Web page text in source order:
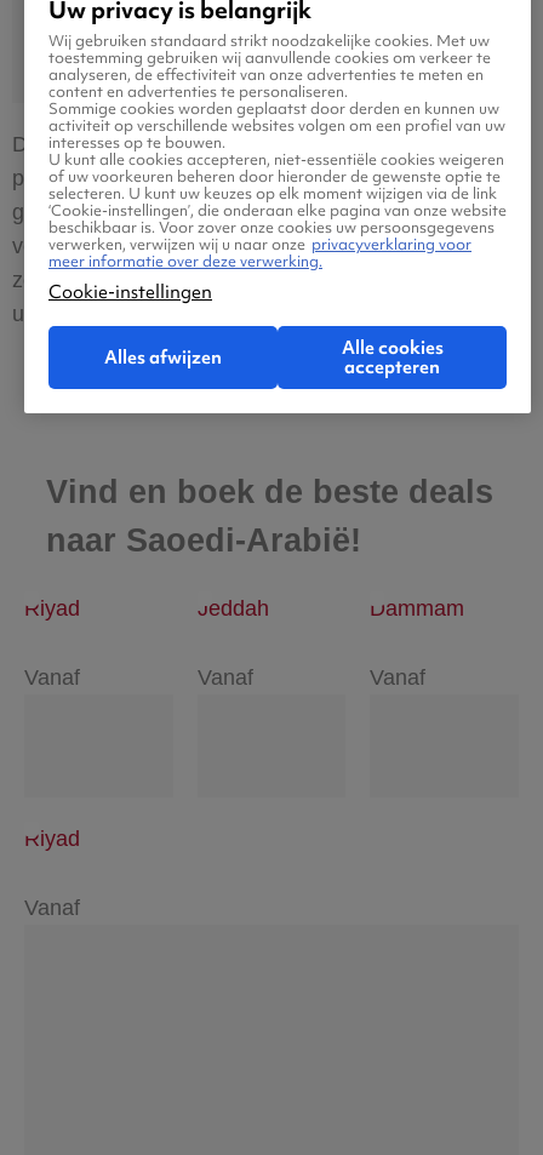
Dit zegt al genoeg, toch? Van een vissers- en
pareldorp is Al Jubail uitgegroeid tot ’s werelds
grootste civieltechnische project. Het is een stad die
verrezen is uit het zand, met ongerepte stranden die
zowel de lokale bevolking als buitenlandse reizigers
uitnodigen.
Vind en boek de beste deals
naar Saoedi-Arabië!
Riyad
Vanaf
Jeddah
Vanaf
Dammam
Vanaf
Riyad
Vanaf
Uw privacy is belangrijk
Wij gebruiken standaard strikt noodzakelijke cookies. Met uw
toestemming gebruiken wij aanvullende cookies om verkeer te
analyseren, de effectiviteit van onze advertenties te meten en
content en advertenties te personaliseren.
Sommige cookies worden geplaatst door derden en kunnen uw
activiteit op verschillende websites volgen om een profiel van uw
interesses op te bouwen.
U kunt alle cookies accepteren, niet-essentiële cookies weigeren
of uw voorkeuren beheren door hieronder de gewenste optie te
selecteren. U kunt uw keuzes op elk moment wijzigen via de link
‘Cookie-instellingen’, die onderaan elke pagina van onze website
beschikbaar is. Voor zover onze cookies uw persoonsgegevens
verwerken, verwijzen wij u naar onze privacyverklaring voor
meer informatie over deze verwerking.
Cookie-instellingen
Alles afwijzen
Alle cookies
accepteren